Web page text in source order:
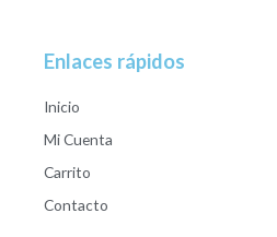
Enlaces rápidos
Inicio
Mi Cuenta
Carrito
Contacto